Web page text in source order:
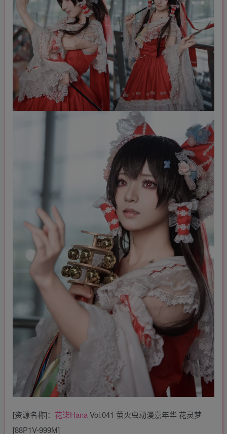
[资源名称]： 花柒HanaVol.041 萤火虫动漫嘉年华 花灵梦
[88P1V-999M]